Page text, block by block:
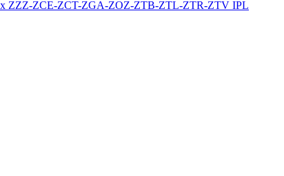
ZZZ-ZCE-ZCT-ZGA-ZOZ-ZTB-ZTL-ZTR-ZTV IPL